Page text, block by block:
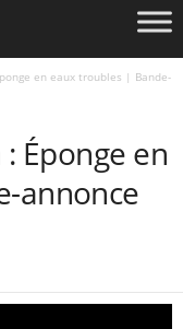
en eaux troubles | Bande-
: Éponge en
annonce